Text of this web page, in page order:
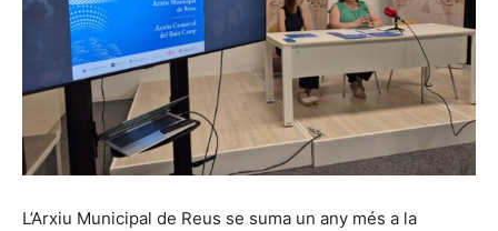
L’Arxiu Municipal de Reus se suma un any més a la